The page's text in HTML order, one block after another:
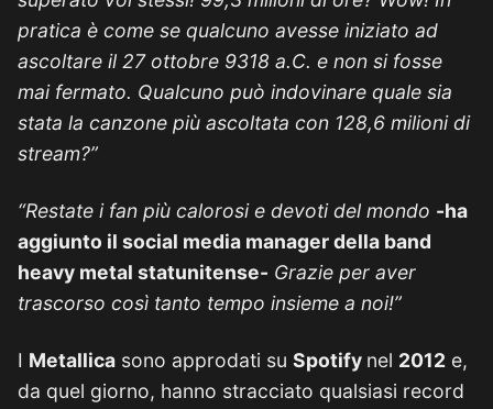
pratica è come se qualcuno avesse iniziato ad
ascoltare il 27 ottobre 9318 a.C. e non si fosse
mai fermato. Qualcuno può indovinare quale sia
stata la canzone più ascoltata con 128,6 milioni di
stream?”
“Restate i fan più calorosi e devoti del mondo -ha
aggiunto il social media manager della band
heavy metal statunitense- Grazie per aver
trascorso così tanto tempo insieme a noi!”
I Metallica sono approdati su Spotify nel 2012 e,
da quel giorno, hanno stracciato qualsiasi record